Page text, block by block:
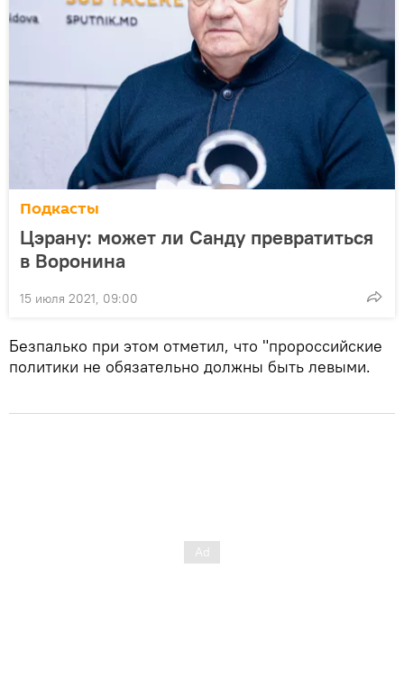
Подкасты
Цэрану: может ли Санду превратиться
в Воронина
15 июля 2021, 09:00
Безпалько при этом отметил, что "пророссийские
политики не обязательно должны быть левыми.